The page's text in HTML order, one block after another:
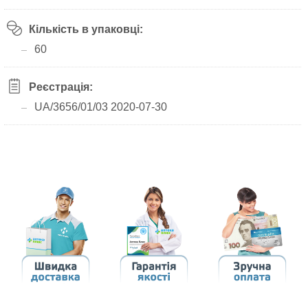
Кількість в упаковці:
60
Реєстрація:
UA/3656/01/03 2020-07-30